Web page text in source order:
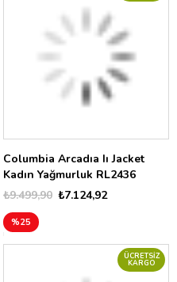
Columbia Arcadıa Iı Jacket
Kadın Yağmurluk RL2436
₺7.124,92
₺9.499,90
%25
ÜCRETSIZ
KARGO